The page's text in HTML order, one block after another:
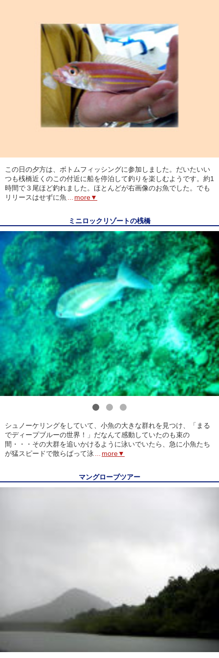
この日の夕方は、ボトムフィッシングに参加しました。だいたいい
つも桟橋近くのこの付近に船を停泊して釣りを楽しむようです。約1
時間で３尾ほど釣れました。ほとんどが右画像のお魚でした。でも
リリースはせずに魚
more▼
ミニロックリゾートの桟橋
シュノーケリングをしていて、小魚の大きな群れを見つけ、「まる
でディープブルーの世界！」だなんて感動していたのも束の
間・・・その大群を追いかけるように泳いでいたら、急に小魚たち
が猛スピードで散らばって泳
more▼
マングローブツアー